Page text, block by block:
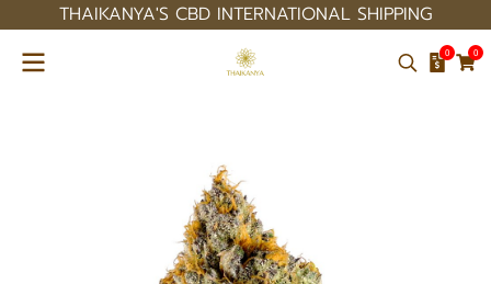
THAIKANYA'S CBD INTERNATIONAL SHIPPING
0 0